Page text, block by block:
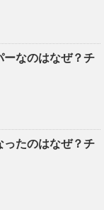
ーなのはなぜ？チ
ったのはなぜ？チ